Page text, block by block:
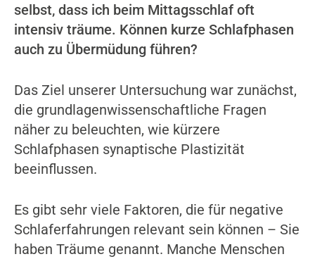
selbst, dass ich beim Mittagsschlaf oft
intensiv träume. Können kurze Schlafphasen
auch zu Übermüdung führen?
Das Ziel unserer Untersuchung war zunächst,
die grundlagenwissenschaftliche Fragen
näher zu beleuchten, wie kürzere
Schlafphasen synaptische Plastizität
beeinflussen.
Es gibt sehr viele Faktoren, die für negative
Schlaferfahrungen relevant sein können – Sie
haben Träume genannt. Manche Menschen